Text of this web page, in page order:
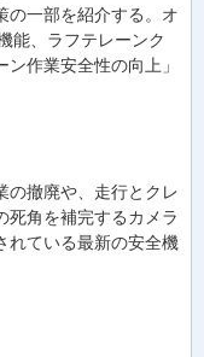
の一部を紹介する。オ
能、ラフテレーンク
作業安全性の向上」
の撤廃や、走行とクレ
死角を補完するカメラ
れている最新の安全機